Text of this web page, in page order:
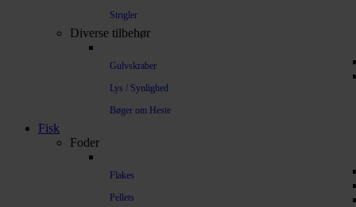
Strigler
Diverse tilbehør
Gulvskraber
Lys / Synlighed
Bøger om Heste
Fisk
Foder
Flakes
Pellets